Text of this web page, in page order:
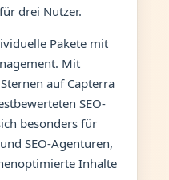
drei Nutzer.
Pakete mit
Mit
auf Capterra
SEO-
besonders für
SEO-Agenturen,
Inhalte